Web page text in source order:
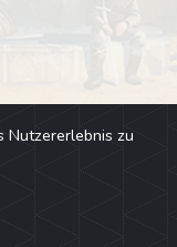
Nutzererlebnis zu